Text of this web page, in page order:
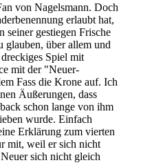
von Nagelsmann. Doch
erlaubt hat,
seiner gestiegen Frische
glauben, über allem und
Spiel mit
mit der "Neuer-
Fass die Krone auf. Ich
Äußerungen, dass
schon lange von ihm
wurde. Einfach
Erklärung zum vierten
mit, weil er sich nicht
sich nicht gleich